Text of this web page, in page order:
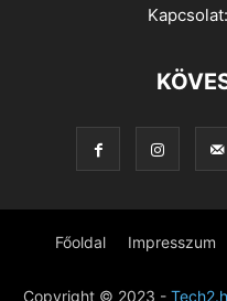
Kapcsolat:
Főoldal Impresszum
Copyright © 2023 -